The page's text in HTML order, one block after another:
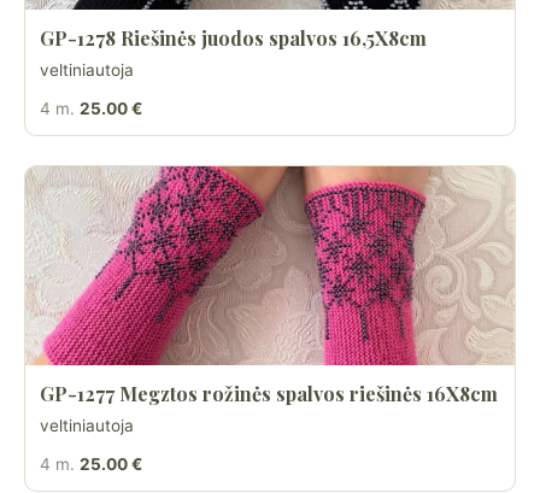
GP-1278 Riešinės juodos spalvos 16,5X8cm
veltiniautoja
4 m. 25.00 €
GP-1277 Megztos rožinės spalvos riešinės 16X8cm
veltiniautoja
4 m. 25.00 €